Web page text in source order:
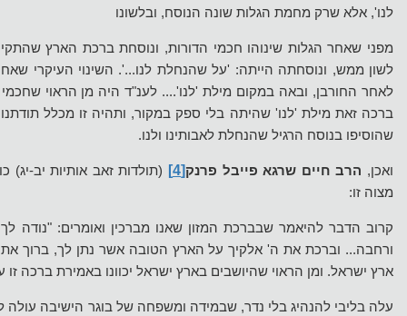
לנו', אלא שרק מחמת הגלות שונה הנוסח, ובלשונו
מפני שאחר הגלות שינוהו חכמי הדורות, ונוסחת ברכת הארץ
לשון ממש, ונוסחתה הייתה: 'על שהנחלת לנו...'. השינוי העיקרי
לאחר החורבן, ובאה במקום מילת 'לנו'.... לענ"ד היה מן הראוי
ברכה זאת מילת 'לנו' שהיתה בלי ספק במקור, ותהיה זו מכלל
שהוסיפו בנוסח הרגיל שהנחלת לאבותינו ולנו.
ואכן, הרב חיים שרגא פייבל פרנק[4]
(תולדות זאב אותיות יב-יג)
מצוה זו:
קרוב הדבר להיאמר שבברכת המזון שאנו מברכין ואומרים: "נודה
ורחבה... וברכת את ה' אלקיך על הארץ הטובה אשר נתן לך, ברוך
ארץ ישראל. ומן הראוי שהיושבים בארץ ישראל יכוונו באמירת ברכה זו
עלה בליבי להנהיג בלי נדר, שבמידה ומשפחה של בוגר הישיבה